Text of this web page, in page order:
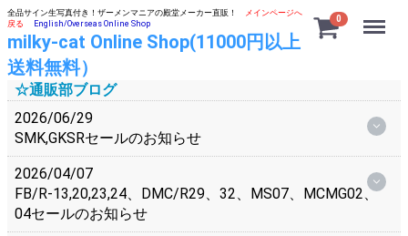
全品サイン生写真付き！ザーメンマニアの殿堂メーカー直販！ メインページへ
戻る
English/Overseas Online Shop
milky-cat Online Shop(11000円以上
送料無料）
☆通販部ブログ
2026/06/29
SMK,GKSRセールのお知らせ
2026/04/07
FB/R-13,20,23,24、DMC/R29、32、MS07、MCMG02、
04セールのお知らせ
0 Menu